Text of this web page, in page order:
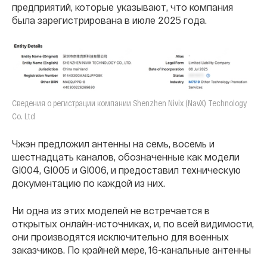
предприятий, которые указывают, что компания
была зарегистрирована в июле 2025 года.
Сведения о регистрации компании Shenzhen Nivix (NavX) Technology
Co. Ltd
Чжэн предложил антенны на семь, восемь и
шестнадцать каналов, обозначенные как модели
GI004, GI005 и GI006, и предоставил техническую
документацию по каждой из них.
Ни одна из этих моделей не встречается в
открытых онлайн-источниках, и, по всей видимости,
они производятся исключительно для военных
заказчиков. По крайней мере, 16-канальные антенны